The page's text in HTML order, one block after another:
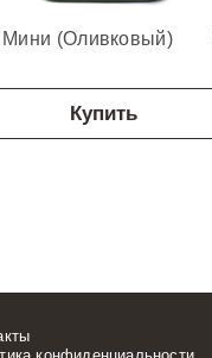
Мини (Оливковый)
Купить